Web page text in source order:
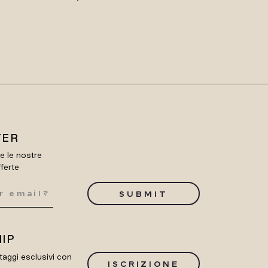
le nostre
SUBMIT
esclusivi con
ISCRIZIONE